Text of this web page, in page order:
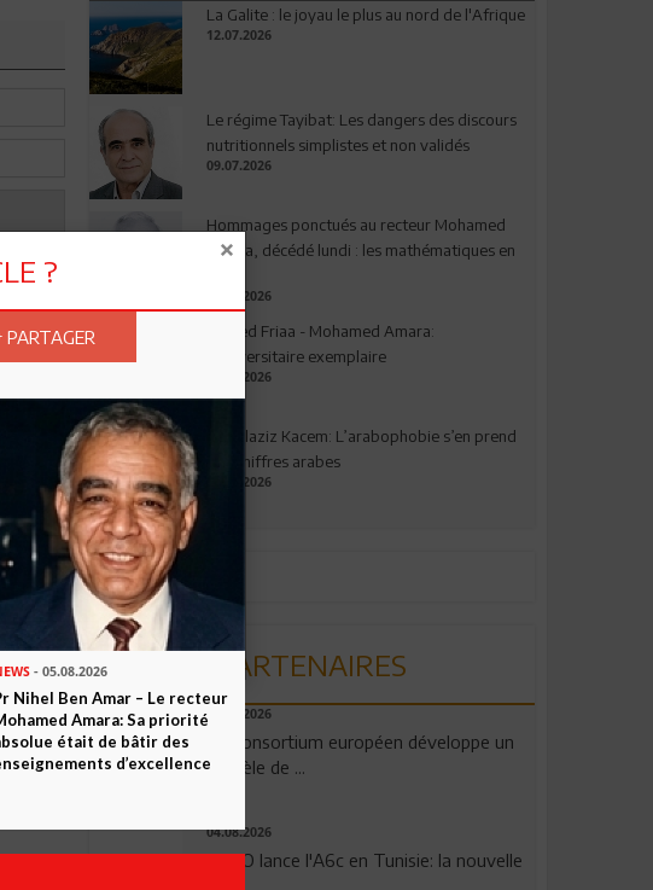
La Galite : le joyau le plus au nord de l'Afrique
12.07.2026
Le régime Tayibat: Les dangers des discours
nutritionnels simplistes et non validés
09.07.2026
Hommages ponctués au recteur Mohamed
Amara, décédé lundi : les mathématiques en
03.08.2026
Ahmed Friaa - Mohamed Amara:
l’Universitaire exemplaire
04.08.2026
Abdelaziz Kacem: L’arabophobie s’en prend
aux chiffres arabes
09.07.2026
PARTENAIRES
06.08.2026
Un consortium européen développe un
modèle de ...
04.08.2026
OPPO lance l'A6c en Tunisie: la nouvelle
?
PARTAGER
- 05.08.2026
Nihel Ben Amar – Le recteur
Amara: Sa priorité
était de bâtir des
d’excellence